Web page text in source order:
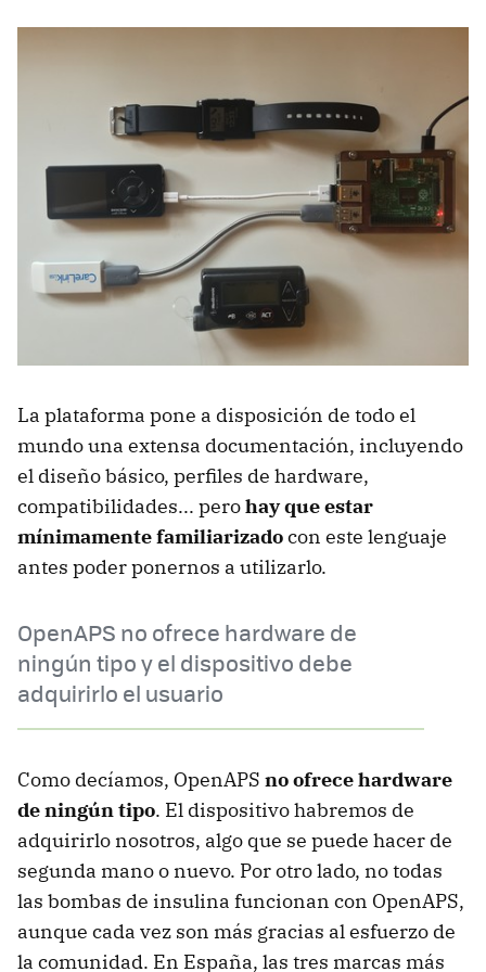
La plataforma pone a disposición de todo el
mundo una extensa documentación, incluyendo
el diseño básico, perfiles de hardware,
compatibilidades... perohay que estar
mínimamente familiarizadocon este lenguaje
antes poder ponernos a utilizarlo.
OpenAPS no ofrece hardware de
ningún tipo y el dispositivo debe
adquirirlo el usuario
Como decíamos, OpenAPS no ofrece hardware
de ningún tipo. El dispositivo habremos de
adquirirlo nosotros, algo que se puede hacer de
segunda mano o nuevo. Por otro lado, no todas
las bombas de insulina funcionan con OpenAPS,
aunque cada vez son más gracias al esfuerzo de
la comunidad. En España, las tres marcas más